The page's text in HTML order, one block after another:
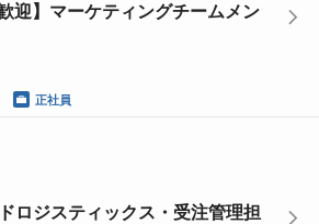
迎】マーケティングチームメン
正社員
ロジスティックス・受注管理担